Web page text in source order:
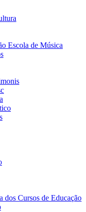
Escola de Música
Cursos de Educação